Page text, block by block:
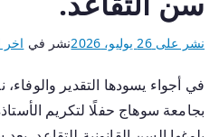
نشر على26 يوليو، 2026 نشر في اخر
في أجواء يسودها التقدير
بجامعة سوهاج حفلًا لتكريم